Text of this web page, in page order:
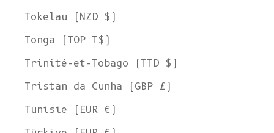
Tokelau (NZD $)
Tonga (TOP T$)
Trinité-et-Tobago (TTD $)
Tristan da Cunha (GBP £)
Tunisie (EUR €)